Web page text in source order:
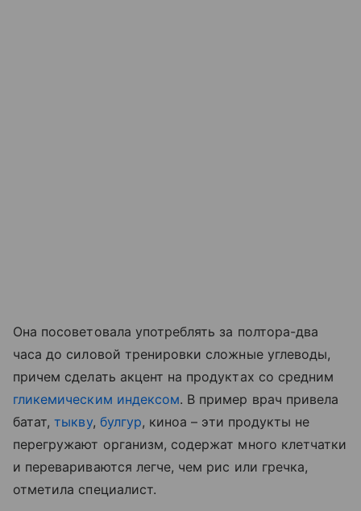
Она посоветовала употреблять за полтора-два
часа до силовой тренировки сложные углеводы,
причем сделать акцент на продуктах со средним
гликемическим индексом. В пример врач привела
батат,тыкву, булгур, киноа – эти продукты не
перегружают организм, содержат много клетчатки
и перевариваются легче, чем рис или гречка,
отметила специалист.